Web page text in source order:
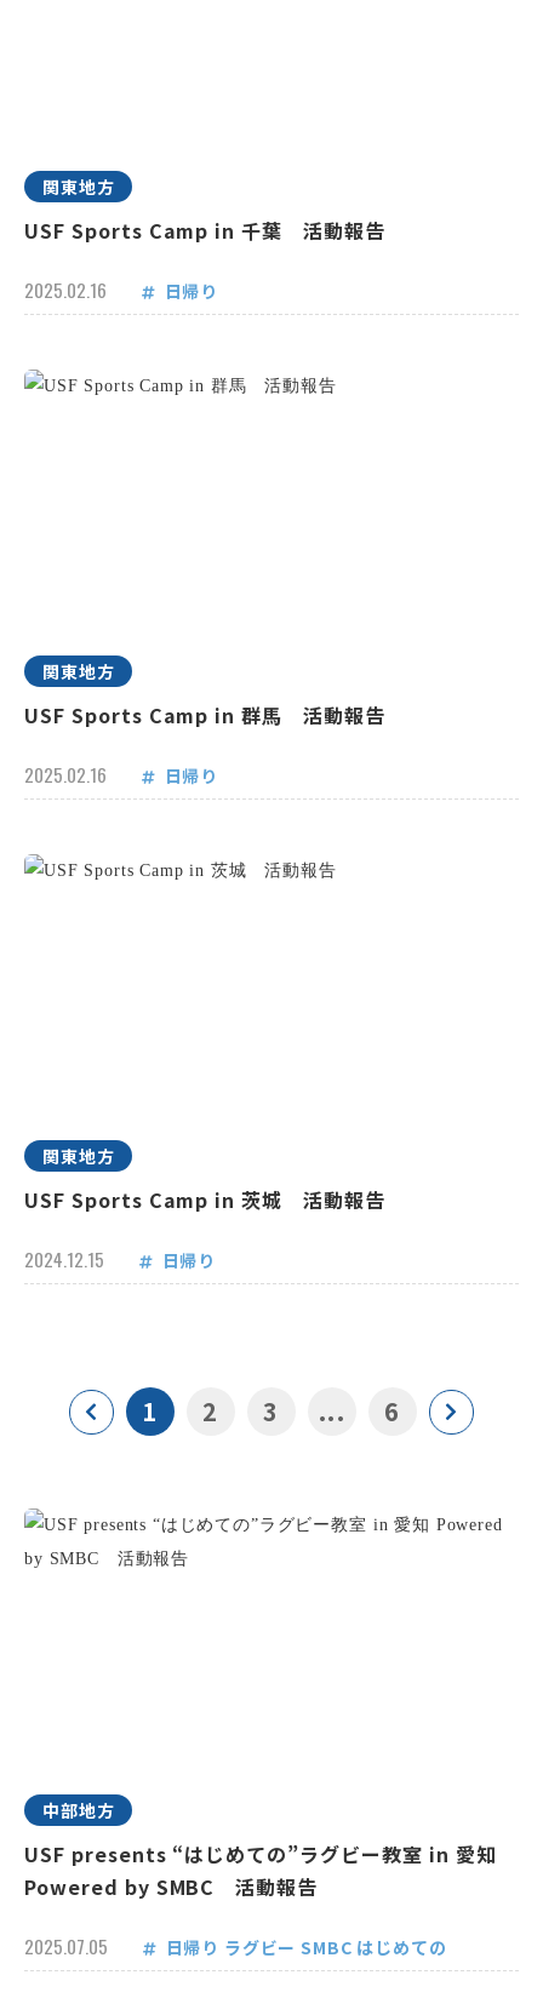
関東地方
USF Sports Camp in 千葉 活動報告
2025.02.16 日帰り
関東地方
USF Sports Camp in 群馬 活動報告
2025.02.16 日帰り
関東地方
USF Sports Camp in 茨城 活動報告
2024.12.15 日帰り
1 2 3 ... 6
中部地方
USF presents “はじめての”ラグビー教室 in 愛知
Powered by SMBC 活動報告
2025.07.05 日帰り ラグビー SMBC はじめての